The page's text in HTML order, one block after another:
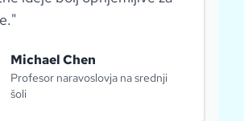
"
Michael Chen
Profesor naravoslovja na srednji
šoli